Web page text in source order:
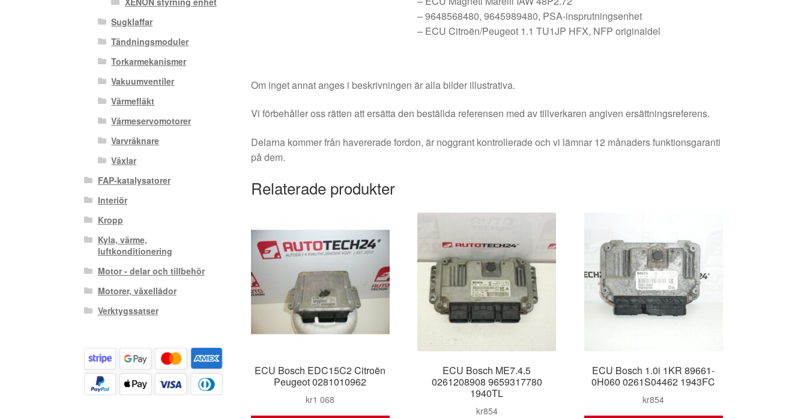
– 9648568480, 9645989480, PSA-insprutningsenhet
– ECU Citroën/Peugeot 1.1 TU1JP HFX, NFP originaldel
Om inget annat anges i beskrivningen är alla bilder illustrativa.
Vi förbehåller oss rätten att ersätta den beställda referensen med av tillverkaren angiven ersättningsreferens.
Delarna kommer från havererade fordon, är noggrant kontrollerade och vi lämnar 12 månaders funktionsgaranti
på dem.
Relaterade produkter
ECU Bosch EDC15C2 Citroën
Peugeot 0281010962
kr1 068
ECU Bosch ME7.4.5
0261208908 9659317780
1940TL
kr854
ECU Bosch 1.0i 1KR 89661-
0H060 0261S04462 1943FC
kr854
Sugklaffar
Tändningsmoduler
Torkarmekanismer
Vakuumventiler
Värmefläkt
Värmeservomotorer
Varvräknare
Växlar
FAP-katalysatorer
Interiör
Kropp
Kyla, värme,
luftkonditionering
Motor - delar och tillbehör
Motorer, växellådor
Verktygssatser